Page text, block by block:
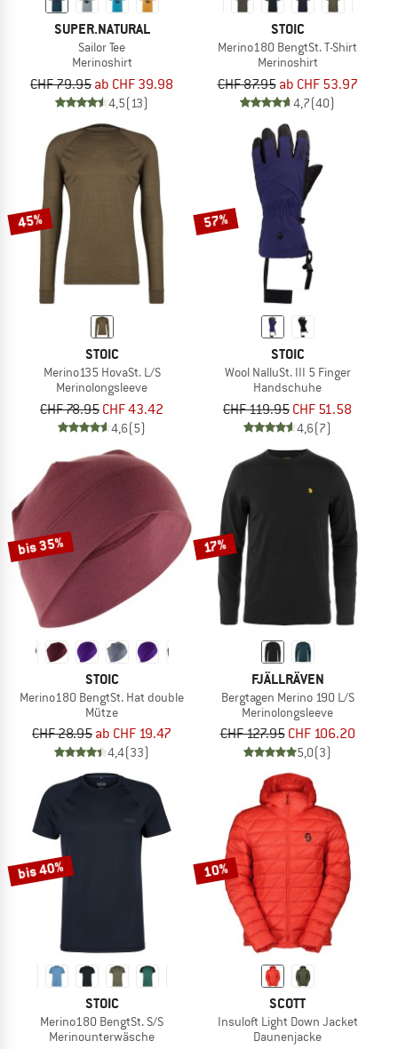
SUPER.NATURAL
Sailor Tee
Merinoshirt
CHF 79.95 ab CHF 39.98
4,5(13)
STOIC
Merino180 BengtSt. T-Shirt
Merinoshirt
CHF 87.95 ab CHF 53.97
4,7(40)
45%
STOIC
Merino135 HovaSt. L/S
Merinolongsleeve
CHF 78.95 CHF 43.42
4,6(5)
57%
STOIC
Wool NalluSt. III 5 Finger
Handschuhe
CHF 119.95 CHF 51.58
4,6(7)
bis 35%
STOIC
Merino180 BengtSt. Hat double
Mütze
CHF 28.95 ab CHF 19.47
4,4(33)
17%
FJÄLLRÄVEN
Bergtagen Merino 190 L/S
Merinolongsleeve
CHF 127.95 CHF 106.20
5,0(3)
bis 40%
STOIC
Merino180 BengtSt. S/S
Merinounterwäsche
10%
SCOTT
Insuloft Light Down Jacket
Daunenjacke